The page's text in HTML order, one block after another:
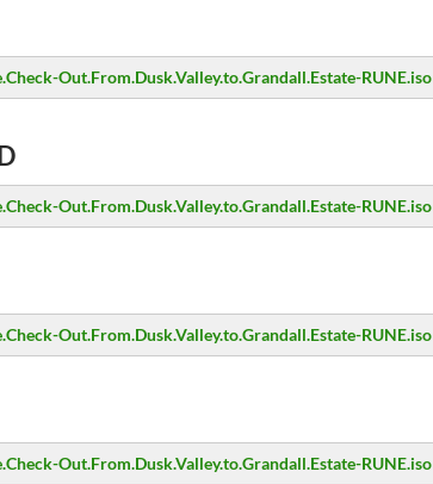
Out.From.Dusk.Valley.to.Grandall.Estate-RUNE.iso
Out.From.Dusk.Valley.to.Grandall.Estate-RUNE.iso
Out.From.Dusk.Valley.to.Grandall.Estate-RUNE.iso
Out.From.Dusk.Valley.to.Grandall.Estate-RUNE.iso